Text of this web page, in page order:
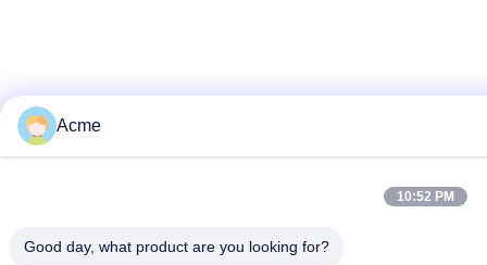
Acme
10:52 PM
Good day, what product are you looking for?